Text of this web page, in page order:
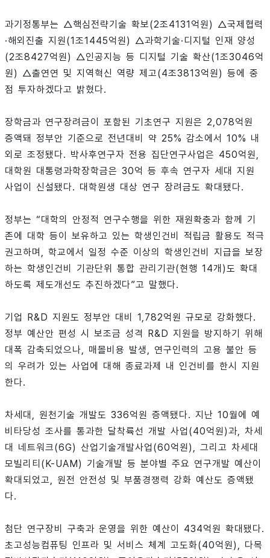
과기정통부는 △핵심전략기술 확보(2조4131억원) △국제협력
·해외진출 지원(1조1445억원) △과학기술·디지털 인재 양성
(2조8427억원) △인공지능 등 디지털 기술 확산(1조3046억
원) △출연연 및 지역혁신 역량 제고(4조3813억원) 등에 중
점 투자하겠다고 밝혔다.
장학금과 연구장려금이 포함된 기초연구 지원은 2,078억원
증액돼 정부안 기준으로 전년대비 약 25% 감소에서 10% 내
외로 조정됐다. 박사후연구자 전용 집단연구사업은 450억원,
대학원 대통령과학장학금은 30억 등 후속 연구자 세대 지원
사업이 신설됐다. 대학원생 대상 연구 장려금도 확대됐다.
정부는 “대학의 안정적 연구수행을 위한 재원확충과 함께 기
존에 대학 등이 보유하고 있는 학생인건비 적립금 활용도 적극
권고하며, 학교에서 일정 수준 이상의 학생인건비 지급을 보장
하는 학생인건비 기관단위 통합 관리기관(현행 14개)도 확대
하도록 제도개선도 추진하겠다”고 말했다.
기업 R&D 지원도 정부안 대비 1,782억원 규모로 강화했다.
정부 예산안 편성 시 보조금 성격 R&D 지원을 방지하기 위해
대폭 감축되었으나, 매몰비용 발생, 연구인력의 고용 불안 등
의 우려가 있는 사업에 대해 종료과제 내 인건비를 한시 지원
한다.
차세대, 원천기술 개발도 336억원 증액됐다. 지난 10월에 예
비타당성 조사를 통과한 달착륙선 개발 사업(40억원)과, 차세
대 네트워크(6G) 산업기술개발사업(60억원), 그리고 차세대
모빌리티(K-UAM) 기술개발 등 분야별 주요 연구개발 예산이
확대되었고, 원전 안전성 및 부품경쟁력 강화 예산도 증액됐
다.
첨단 연구장비 구축과 운영을 위한 예산이 434억원 확대됐다.
초고성능컴퓨팅 인프라 및 서비스 체계 고도화(40억원), 다목